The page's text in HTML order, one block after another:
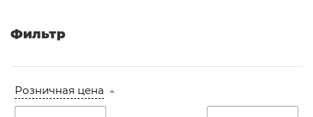
Фильтр
Розничная цена